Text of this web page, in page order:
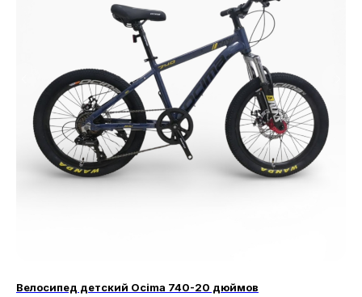
Велосипед детский Ocima 740-20 дюймов